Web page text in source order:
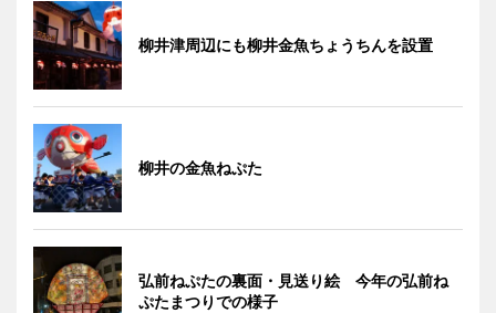
柳井津周辺にも柳井金魚ちょうちんを設置
柳井の金魚ねぷた
弘前ねぷたの裏面・見送り絵 今年の弘前ね
ぷたまつりでの様子